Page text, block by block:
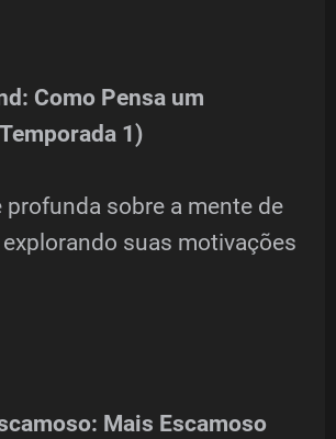
Como Pensa um
1)
profunda sobre a mente de
suas motivações
Mais Escamoso